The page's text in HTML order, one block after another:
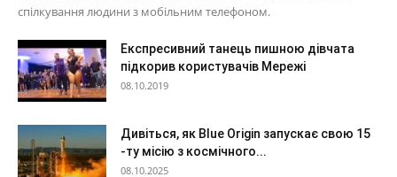
спілкування людини з мобільним телефоном.
Експресивний танець пишною дівчата
підкорив користувачів Мережі
08.10.2019
Дивіться, як Blue Origin запускає свою 15
-ту місію з космічного...
08.10.2025